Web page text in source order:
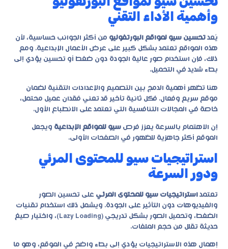
وأهمية الأداء التقني
يُعد تحسين سيو لمواقع البورتفوليو من أكثر الجوانب حساسية، لأن
هذه المواقع تعتمد بشكل كبير على عرض الأعمال الإبداعية. ومع
ذلك، فإن استخدام صور عالية الجودة دون ضغط أو تحسين يؤدي إلى
بطء شديد في التحميل.
هنا تظهر أهمية الدمج بين التصميم والإعدادات التقنية لضمان
موقع سريع وفعال. فكل ثانية تأخير قد تعني فقدان عميل محتمل،
خاصة في المجالات التنافسية التي تعتمد على الانطباع الأول.
إن الاهتمام بالسرعة يعزز فرص سيو للمواقع الإبداعية ويجعل
الموقع أكثر جاهزية للظهور في الصفحات الأولى.
استراتيجيات سيو للمحتوى المرئي
ودور السرعة
تعتمد استراتيجيات سيو للمحتوى المرئي على تحسين الصور
والفيديوهات دون التأثير على الجودة. ويشمل ذلك استخدام تقنيات
الضغط، وتحميل الصور بشكل تدريجي (Lazy Loading)، واختيار صيغ
حديثة تقلل من حجم الملفات.
إهمال هذه الاستراتيجيات يؤدي إلى بطء واضح في الموقع، وهو ما